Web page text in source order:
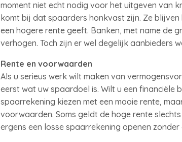
moment niet echt nodig voor het uitgeven van
komt bij dat spaarders honkvast zijn. Ze
een hogere rente geeft. Banken, met name de
verhogen. Toch zijn er wel degelijk aanbieders
Rente en voorwaarden
Als u serieus werk wilt maken van
eerst wat uw spaardoel is. Wilt u een
spaarrekening kiezen met een mooie rente,
voorwaarden. Soms geldt de hoge rente
ergens een losse spaarrekening openen